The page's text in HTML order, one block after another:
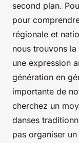
second plan.
pour
régionale et
nous trouvons
une expression
génération en
importante de
cherchez un
danses
pas organiser